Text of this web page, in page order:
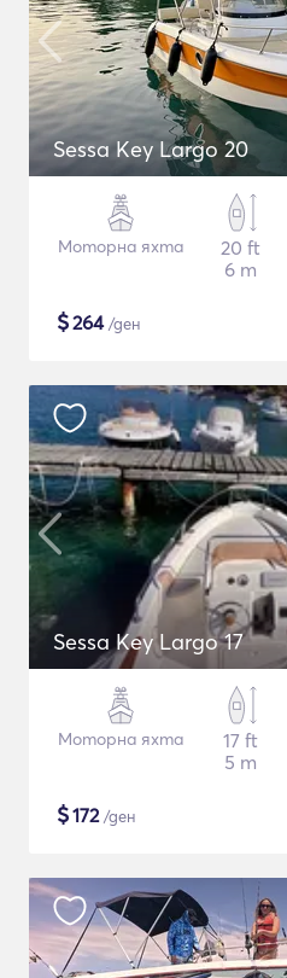
Sessa Key Largo 20
Моторна яхта
20 ft
6 m
$264/ден
Sessa Key Largo 17
Моторна яхта
17 ft
5 m
$172/ден